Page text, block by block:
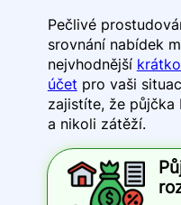
Pečlivé
srovnání nabídek
nejvhodnější
účet pro vaši
zajistíte, že půjčka
a nikoli zátěží.